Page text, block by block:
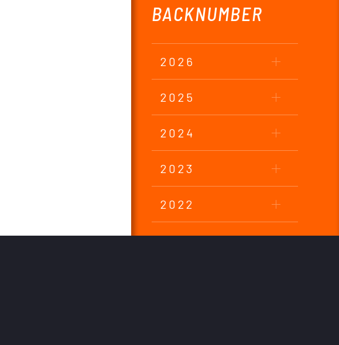
BACKNUMBER
2026
2025
2024
2023
2022
2021